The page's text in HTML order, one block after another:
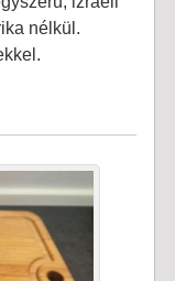
nélkül.